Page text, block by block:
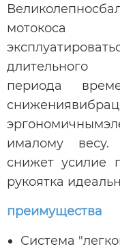
мотокоса
длительного
периода
ималому весу.
снижет усилие
рукоятка
преимущества
Система